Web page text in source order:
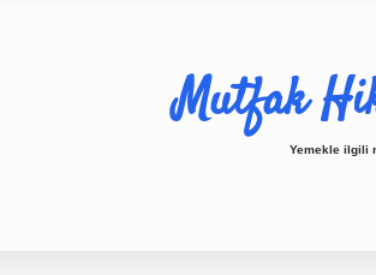
Mutfak
Yemekle ilgili